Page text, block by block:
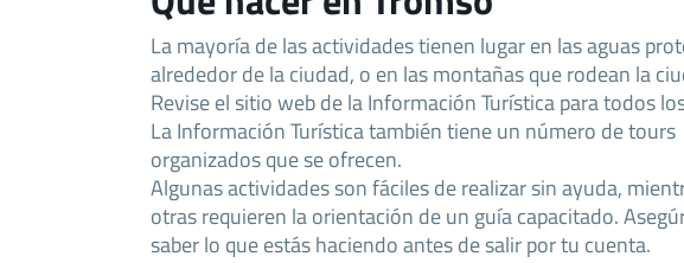
La mayoría de las actividades tienen lugar en las aguas
alrededor de la ciudad, o en las montañas que rodean la
Revise el sitio web de la Información Turística para todos
La Información Turística también tiene un número de tours
organizados que se ofrecen.
Algunas actividades son fáciles de realizar sin ayuda,
otras requieren la orientación de un guía capacitado.
saber lo que estás haciendo antes de salir por tu cuenta.